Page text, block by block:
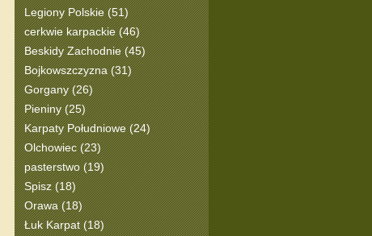
Legiony Polskie (51)
cerkwie karpackie (46)
Beskidy Zachodnie (45)
Bojkowszczyzna (31)
Gorgany (26)
Pieniny (25)
Karpaty Południowe (24)
Olchowiec (23)
pasterstwo (19)
Spisz (18)
Orawa (18)
Łuk Karpat (18)